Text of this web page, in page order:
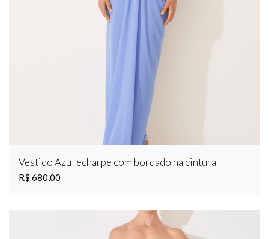
Vestido Azul echarpe com bordado na cintura
R$ 680,00